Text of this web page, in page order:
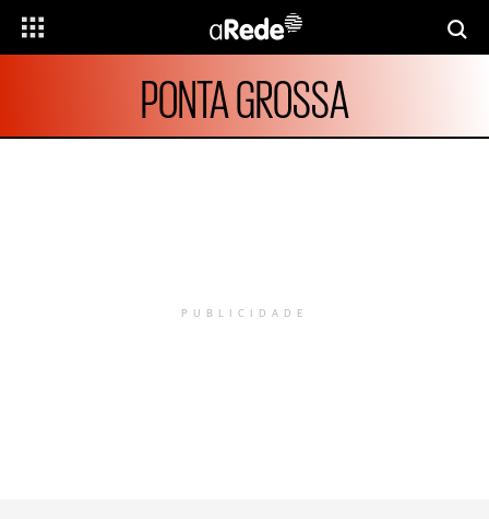
PONTA GROSSA
PUBLICIDADE